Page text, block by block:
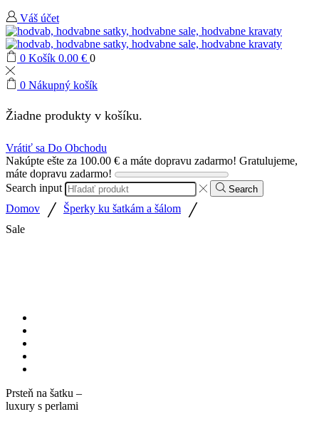
Váš účet
0 Košík 0.00 € 0
0 Nákupný košík
Žiadne produkty v košíku.
Vrátiť sa Do Obchodu
Nakúpte ešte za 100.00 € a máte dopravu zadarmo! Gratulujeme,
máte dopravu zadarmo!
Search input
Search
Domov / Šperky ku šatkám a šálom /
Sale
Prsteň na šatku –
luxury s perlami